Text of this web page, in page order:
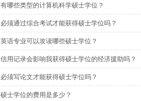
有哪些类型的计算机科学硕士学位？
必须通过综合考试才能获得硕士学位吗？
英语专业可以攻读哪些硕士学位？
信用记录会影响我获得硕士学位的经济援助吗？
必须写论文才能获得硕士学位吗？
硕士学位的费用是多少？